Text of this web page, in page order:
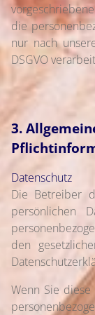
die
nur nach
DSGVO
3.
Datenschutz
Die Betreiber
persönlichen
den
Wenn Sie